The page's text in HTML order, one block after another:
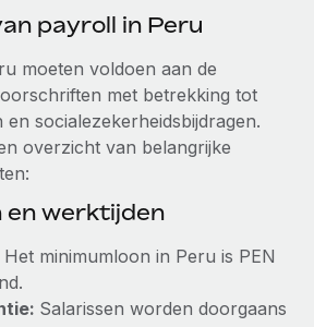
IT-middelen
entiteiten op
moeiteloos over
arbeidsvoorwaarden
payroll in Peru
moeten voldoen aan de
met betrekking tot
socialezekerheidsbijdragen.
overzicht van belangrijke
en werktijden
Het minimumloon in Peru is PEN
Salarissen worden doorgaans